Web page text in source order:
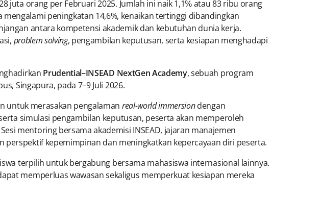
juta orang per Februari 2025. Jumlah ini naik 1,1℅ atau 83 ribu orang
peningkatan 14,6%, kenaikan tertinggi dibandingkan
antara kompetensi akademik dan kebutuhan dunia kerja.
problem solving, pengambilan keputusan, serta kesiapan menghadapi
Prudential–INSEAD NextGen Academy, sebuah program
Singapura, pada 7–9 Juli 2026.
untuk merasakan pengalaman real-world immersiondengan
simulasi pengambilan keputusan, peserta akan memperoleh
mentoring bersama akademisi INSEAD, jajaran manajemen
kepemimpinan dan meningkatkan kepercayaan diri peserta.
terpilih untuk bergabung bersama mahasiswa internasional lainnya.
memperluas wawasan sekaligus memperkuat kesiapan mereka